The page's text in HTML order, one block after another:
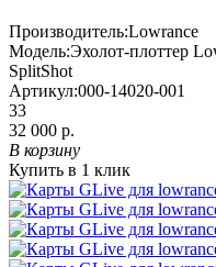
Производитель:Lowrance
Модель:Эхолот-плоттер
SplitShot
Артикул:000-14020-001
33
32 000 р.
В корзину
Купить в 1 клик